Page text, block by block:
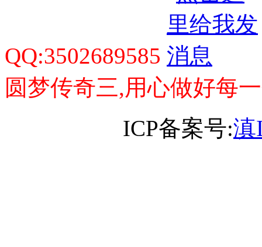
QQ:3502689585
圆梦传奇三,用心做好每
ICP备案号:滇